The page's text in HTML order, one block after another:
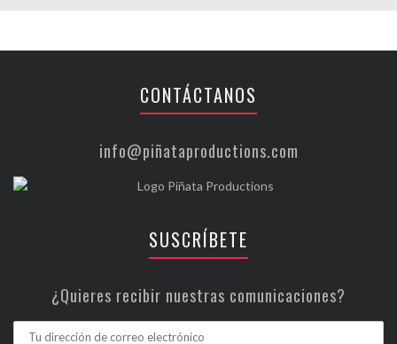
CONTÁCTANOS
info@piñataproductions.com
SUSCRÍBETE
¿Quieres recibir nuestras comunicaciones?